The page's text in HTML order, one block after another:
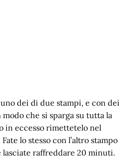
dei di due stampi, e con dei
che si sparga su tutta la
in eccesso rimettetelo nel
lo stesso con l’altro stampo
raffreddare 20 minuti.